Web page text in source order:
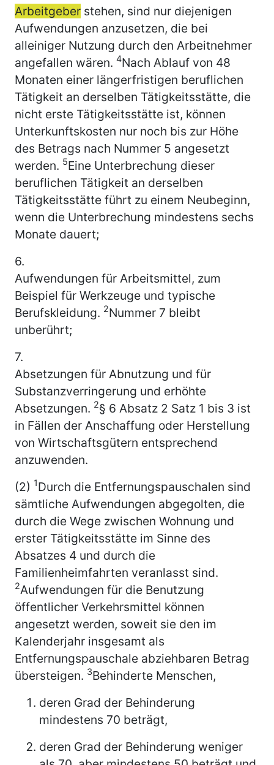
Arbeitgeber stehen, sind nur diejenigen
Aufwendungen anzusetzen, die bei
alleiniger Nutzung durch den Arbeitnehmer
angefallen wären. 4Nach Ablauf von 48
Monaten einer längerfristigen beruflichen
Tätigkeit an derselben Tätigkeitsstätte, die
nicht erste Tätigkeitsstätte ist, können
Unterkunftskosten nur noch bis zur Höhe
des Betrags nach Nummer 5 angesetzt
werden. 5Eine Unterbrechung dieser
beruflichen Tätigkeit an derselben
Tätigkeitsstätte führt zu einem Neubeginn,
wenn die Unterbrechung mindestens sechs
Monate dauert;
6.
Aufwendungen für Arbeitsmittel, zum
Beispiel für Werkzeuge und typische
Berufskleidung. 2Nummer 7 bleibt
unberührt;
7.
Absetzungen für Abnutzung und für
Substanzverringerung und erhöhte
Absetzungen. 2§ 6 Absatz 2 Satz 1 bis 3 ist
in Fällen der Anschaffung oder Herstellung
von Wirtschaftsgütern entsprechend
anzuwenden.
(2) 1Durch die Entfernungspauschalen sind
sämtliche Aufwendungen abgegolten, die
durch die Wege zwischen Wohnung und
erster Tätigkeitsstätte im Sinne des
Absatzes 4 und durch die
Familienheimfahrten veranlasst sind.
2Aufwendungen für die Benutzung
öffentlicher Verkehrsmittel können
angesetzt werden, soweit sie den im
Kalenderjahr insgesamt als
Entfernungspauschale abziehbaren Betrag
übersteigen. 3Behinderte Menschen,
deren Grad der Behinderung
mindestens 70 beträgt,
deren Grad der Behinderung weniger